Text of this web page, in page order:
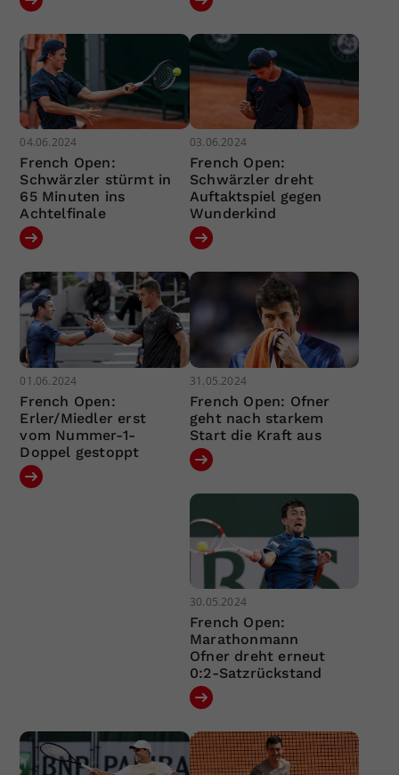
04.06.2024
French Open:
Schwärzler stürmt in
65 Minuten ins
Achtelfinale
03.06.2024
French Open:
Schwärzler dreht
Auftaktspiel gegen
Wunderkind
01.06.2024
French Open:
Erler/Miedler erst
vom Nummer-1-
Doppel gestoppt
31.05.2024
French Open: Ofner
geht nach starkem
Start die Kraft aus
30.05.2024
French Open:
Marathonmann
Ofner dreht erneut
0:2-Satzrückstand